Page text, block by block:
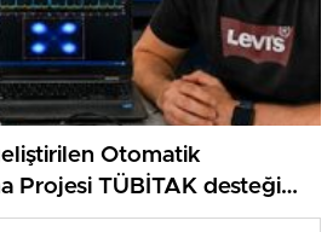
Otomatik
Projesi TÜBİTAK desteği